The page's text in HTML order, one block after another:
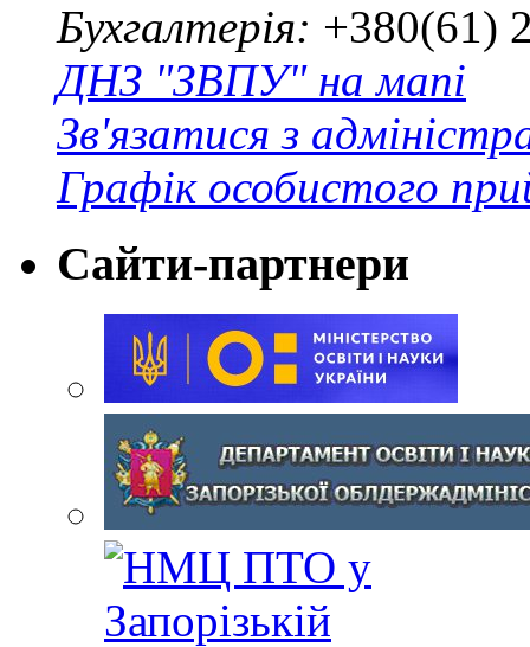
Бухгалтерія: +380(61)
ДНЗ "ЗВПУ" на мапі
Зв'язатися з
Графік особистого
Сайти-партнери